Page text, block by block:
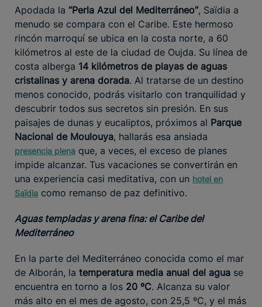
Apodada la “Perla Azul del Mediterráneo”, Saïdia a
menudo se compara con el Caribe. Este hermoso
rincón marroquí se ubica en la costa norte, a 60
kilómetros al este de la ciudad de Oujda. Su línea de
costa alberga 14 kilómetros de playas de aguas
cristalinas y arena dorada. Al tratarse de un destino
menos conocido, podrás visitarlo con tranquilidad y
descubrir todos sus secretos sin presión. En sus
paisajes de dunas y eucaliptos, próximos al Parque
Nacional de Moulouya, hallarás esa ansiada
presencia plena que, a veces, el exceso de planes
impide alcanzar. Tus vacaciones se convertirán en
una experiencia casi meditativa, con un hotel en
Saïdia como remanso de paz definitivo.
Aguas templadas y arena fina: el Caribe del
Mediterráneo
En la parte del Mediterráneo conocida como el mar
de Alborán, la temperatura media anual del agua se
encuentra en torno a los 20 ºC. Alcanza su valor
más alto en el mes de agosto, con 25,5 ºC, y el más